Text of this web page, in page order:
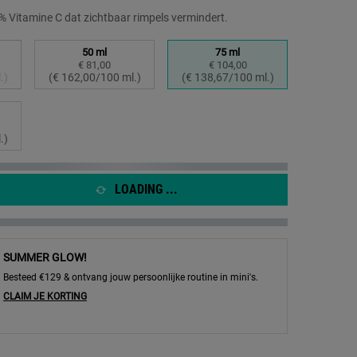
- Vitamine C Serum - Afbeelding inzoomen
Vitamine C dat zichtbaar rimpels vermindert.
is niet in voorraad, {0}
Geselecteerd
50 ml
€ 81,00
(€ 162,00/100 ml.)
, 2 of 4 Geselecteerd
75 ml
€ 104,00
(€ 138,67/100 ml.)
, 3 of 4
LOADING ...
SUMMER GLOW!
Besteed €129 & ontvang jouw persoonlijke routine in mini's.
CLAIM JE KORTING